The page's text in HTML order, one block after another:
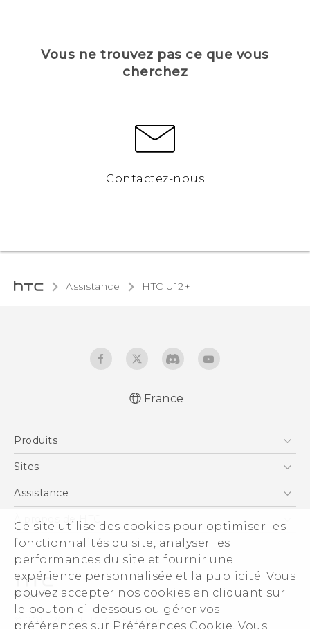
Ce site utilise des cookies pour optimiser les
fonctionnalités du site, analyser les
performances du site et fournir une
expérience personnalisée et la publicité. Vous
pouvez accepter nos cookies en cliquant sur
le bouton ci-dessous ou gérer vos
préférences sur Préférences Cookie. Vous
Vous ne trouvez pas ce que vous
cherchez
Contactez-nous
Assistance HTC U12+‎
France
Produits
Smartphones
Vive
Accessoires
Sites
HTC Vive
HTC Pro
Assistance
eCommerce Support
À propos de HTC
ESG
Informations sur la société
Sécurité du produit
Politique de confidentialité
© 2011-2026 HTC Corporation